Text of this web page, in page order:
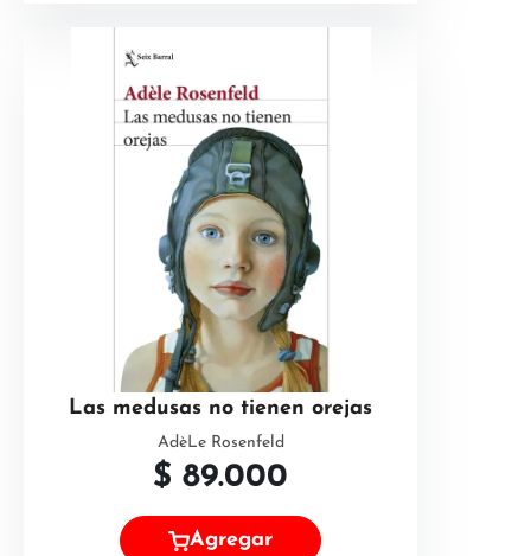
Las medusas no tienen orejas
AdèLe Rosenfeld
$ 89.000
Agregar